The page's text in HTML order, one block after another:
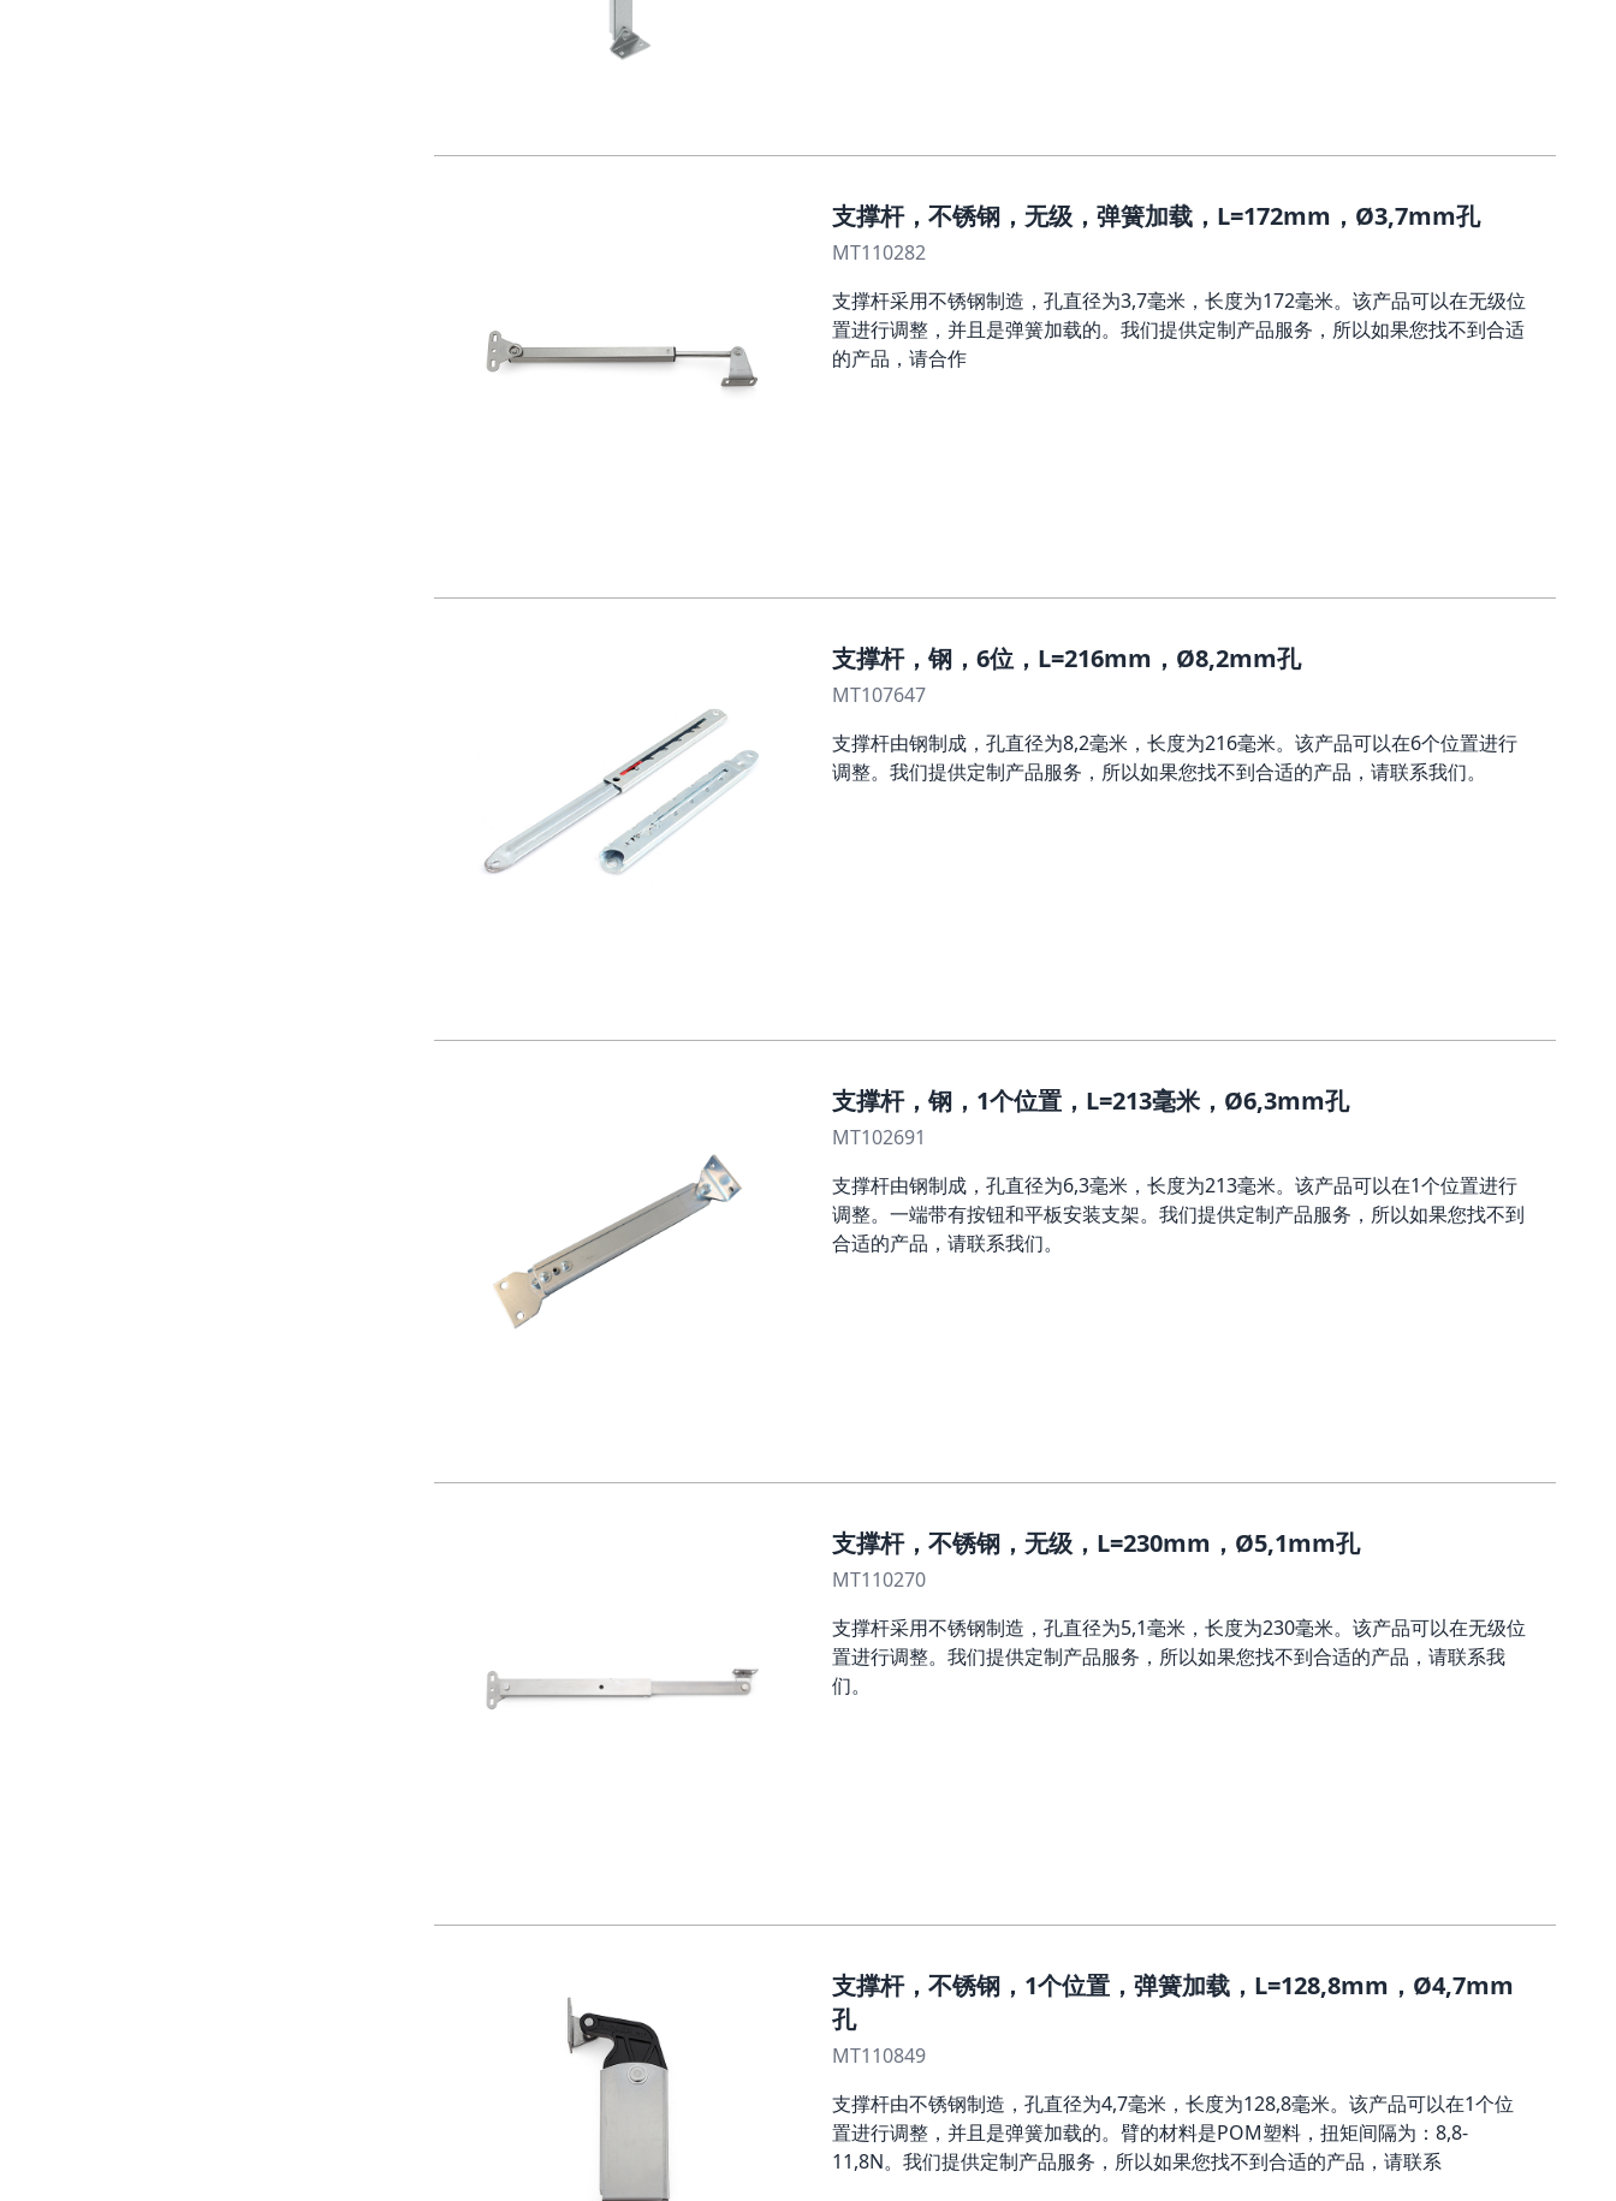
支撑杆，不锈钢，无级，弹簧加载，L=172mm，Ø3,7mm孔
MT110282
支撑杆采用不锈钢制造，孔直径为3,7毫米，长度为172毫米。该产品可以在无级位
置进行调整，并且是弹簧加载的。我们提供定制产品服务，所以如果您找不到合适
的产品，请合作
支撑杆，钢，6位，L=216mm，Ø8,2mm孔
MT107647
支撑杆由钢制成，孔直径为8,2毫米，长度为216毫米。该产品可以在6个位置进行
调整。我们提供定制产品服务，所以如果您找不到合适的产品，请联系我们。
支撑杆，钢，1个位置，L=213毫米，Ø6,3mm孔
MT102691
支撑杆由钢制成，孔直径为6,3毫米，长度为213毫米。该产品可以在1个位置进行
调整。一端带有按钮和平板安装支架。我们提供定制产品服务，所以如果您找不到
合适的产品，请联系我们。
支撑杆，不锈钢，无级，L=230mm，Ø5,1mm孔
MT110270
支撑杆采用不锈钢制造，孔直径为5,1毫米，长度为230毫米。该产品可以在无级位
置进行调整。我们提供定制产品服务，所以如果您找不到合适的产品，请联系我
们。
支撑杆，不锈钢，1个位置，弹簧加载，L=128,8mm，Ø4,7mm
孔
MT110849
支撑杆由不锈钢制造，孔直径为4,7毫米，长度为128,8毫米。该产品可以在1个位
置进行调整，并且是弹簧加载的。臂的材料是POM塑料，扭矩间隔为：8,8-
11,8N。我们提供定制产品服务，所以如果您找不到合适的产品，请联系